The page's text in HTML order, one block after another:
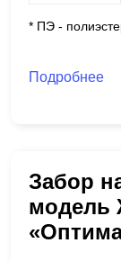
* ПЭ -
Подробнее
Забор
модель